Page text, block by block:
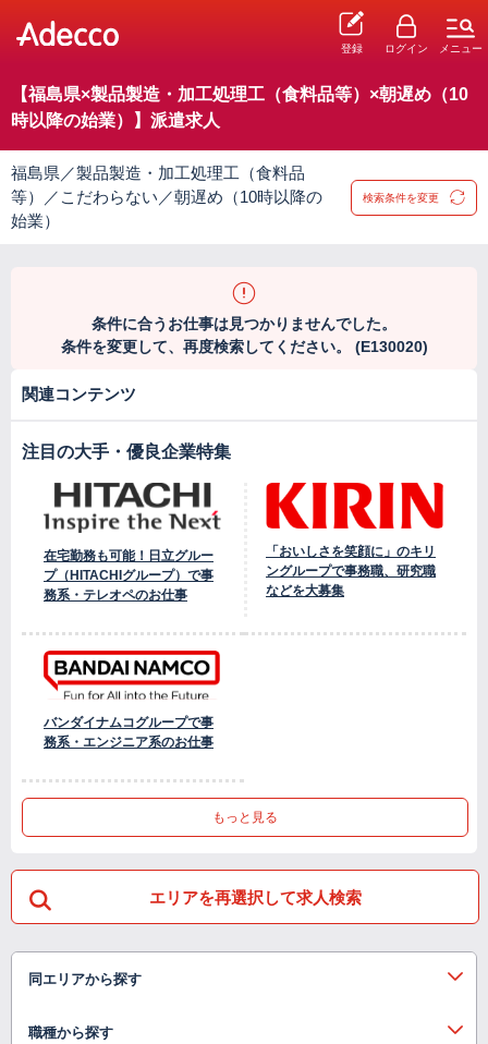
登録 ログイン メニュー
【福島県×製品製造・加工処理工（食料品等）×朝遅め（10
時以降の始業）】派遣求人
福島県／製品製造・加工処理工（食料品
等）／こだわらない／朝遅め（10時以降の
始業）
検索条件を変更
条件に合うお仕事は見つかりませんでした。
条件を変更して、再度検索してください。 (E130020)
関連コンテンツ
注目の大手・優良企業特集
在宅勤務も可能！日立グルー
プ（HITACHIグループ）で事
務系・テレオペのお仕事
「おいしさを笑顔に」のキリ
ングループで事務職、研究職
などを大募集
バンダイナムコグループで事
務系・エンジニア系のお仕事
もっと見る
エリアを再選択して求人検索
同エリアから探す
職種から探す